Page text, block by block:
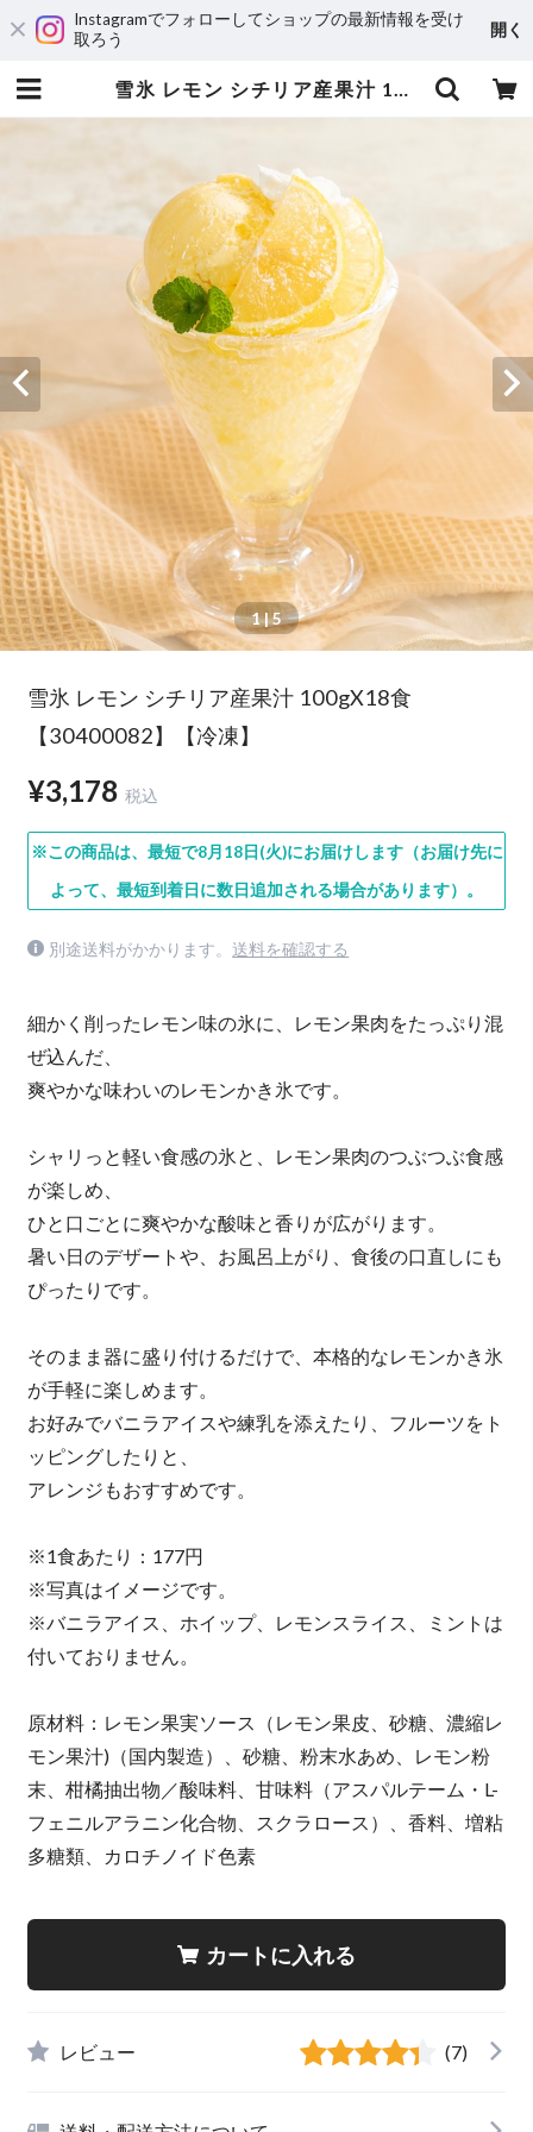
Instagramでフォローしてショップの最新情報を受け
取ろう
開く
雪氷 レモン シチリア産果汁 100gX18食【30400082】【冷凍】 | おうちDULBAR
1| 5
雪氷 レモン シチリア産果汁 100gX18食
【30400082】【冷凍】
¥3,178 税込
※この商品は、最短で8月18日(火)にお届けします（お届け先に
よって、最短到着日に数日追加される場合があります）。
別途送料がかかります。 送料を確認する
細かく削ったレモン味の氷に、レモン果肉をたっぷり混
ぜ込んだ、
爽やかな味わいのレモンかき氷です。
シャリっと軽い食感の氷と、レモン果肉のつぶつぶ食感
が楽しめ、
ひと口ごとに爽やかな酸味と香りが広がります。
暑い日のデザートや、お風呂上がり、食後の口直しにも
ぴったりです。
そのまま器に盛り付けるだけで、本格的なレモンかき氷
が手軽に楽しめます。
お好みでバニラアイスや練乳を添えたり、フルーツをト
ッピングしたりと、
アレンジもおすすめです。
※1食あたり：177円
※写真はイメージです。
※バニラアイス、ホイップ、レモンスライス、ミントは
付いておりません。
原材料：レモン果実ソース（レモン果皮、砂糖、濃縮レ
モン果汁)（国内製造）、砂糖、粉末水あめ、レモン粉
末、柑橘抽出物／酸味料、甘味料（アスパルテーム・L-
フェニルアラニン化合物、スクラロース）、香料、増粘
多糖類、カロチノイド色素
カートに入れる
レビュー (7)